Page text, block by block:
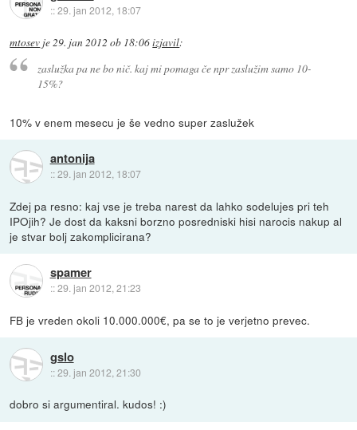
::29. jan 2012, 18:07
mtosev je 29. jan 2012 ob 18:06izjavil:
zaslužka pa ne bo nič. kaj mi pomaga če npr zaslužim samo 10-
15%?
10% v enem mesecu je še vedno super zaslužek
antonija
::29. jan 2012, 18:07
Zdej pa resno: kaj vse je treba narest da lahko sodelujes pri teh
IPOjih? Je dost da kaksni borzno posredniski hisi narocis nakup al
je stvar bolj zakomplicirana?
spamer
::29. jan 2012, 21:23
FB je vreden okoli 10.000.000€, pa se to je verjetno prevec.
gslo
::29. jan 2012, 21:30
dobro si argumentiral. kudos! :)